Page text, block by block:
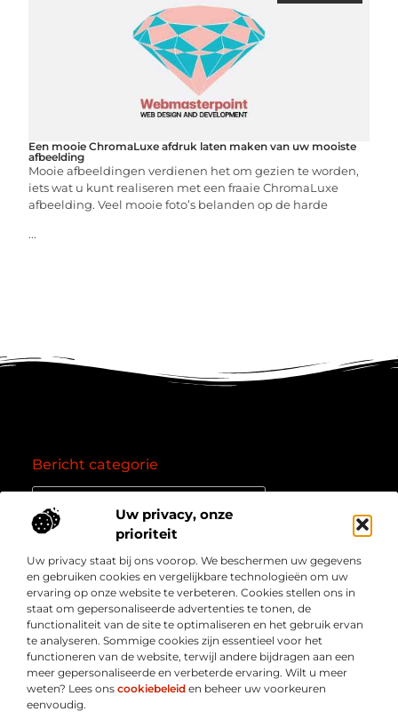
Uw privacy, onze
prioriteit
Uw privacy staat bij ons voorop. We beschermen uw gegevens
en gebruiken cookies en vergelijkbare technologieën om uw
ervaring op onze website te verbeteren. Cookies stellen ons in
staat om gepersonaliseerde advertenties te tonen, de
functionaliteit van de site te optimaliseren en het gebruik ervan
te analyseren. Sommige cookies zijn essentieel voor het
functioneren van de website, terwijl andere bijdragen aan een
meer gepersonaliseerde en verbeterde ervaring. Wilt u meer
weten? Lees ons cookiebeleid en beheer uw voorkeuren
eenvoudig.
Een mooie ChromaLuxe afdruk laten maken van uw mooiste
afbeelding
Mooie afbeeldingen verdienen het om gezien te worden,
iets wat u kunt realiseren met een fraaie ChromaLuxe
afbeelding. Veel mooie foto’s belanden op de harde
...
Over
Bedrijf
” Jouw bron voor kennis, inzichten en inspiratie “
Laat je meenemen in diepgaande content, slimme tips
en waardevolle inzichten die je blik verruimen. Welkom
bij Webmasterpoint.nl – dé plek voor informatie die
inspireert en bijdraagt aan jouw online succes.
Onze informatie
Bericht categorie